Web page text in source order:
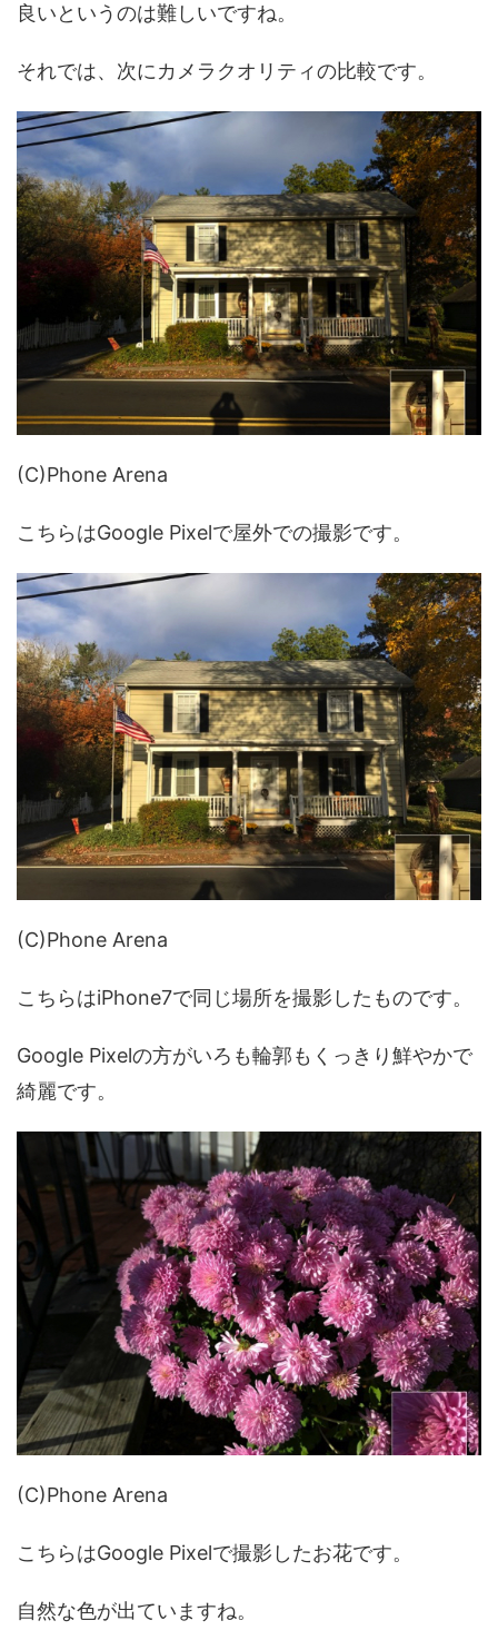
良いというのは難しいですね。
それでは、次にカメラクオリティの比較です。
(C)Phone Arena
こちらはGoogle Pixelで屋外での撮影です。
(C)Phone Arena
こちらはiPhone7で同じ場所を撮影したものです。
Google Pixelの方がいろも輪郭もくっきり鮮やかで
綺麗です。
(C)Phone Arena
こちらはGoogle Pixelで撮影したお花です。
自然な色が出ていますね。